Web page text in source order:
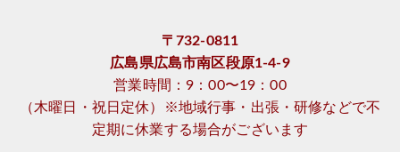
〒732-0811
広島県広島市南区段原1-4-9
営業時間：9：00〜19：00
（木曜日・祝日定休）※地域行事・出張・研修などで不
定期に休業する場合がございます